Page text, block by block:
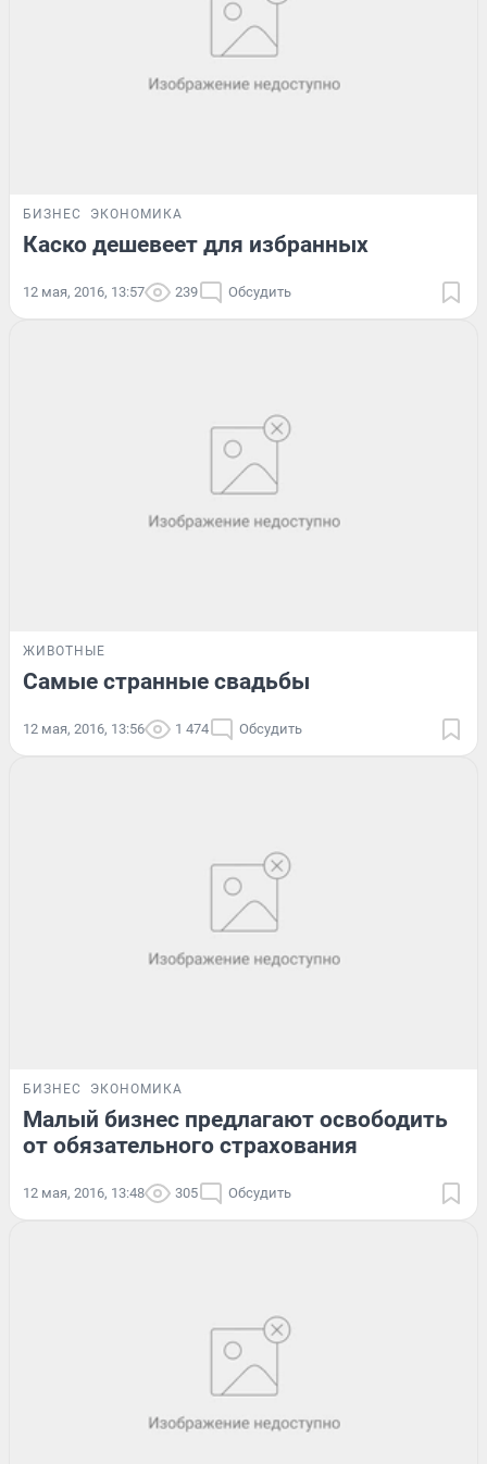
БИЗНЕС ЭКОНОМИКА
Каско дешевеет для избранных
12 мая, 2016, 13:57 239 Обсудить
ЖИВОТНЫЕ
Самые странные свадьбы
12 мая, 2016, 13:56 1 474 Обсудить
БИЗНЕС ЭКОНОМИКА
Малый бизнес предлагают освободить
от обязательного страхования
12 мая, 2016, 13:48 305 Обсудить